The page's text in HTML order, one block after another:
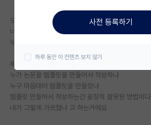
미국 대학원 합격 후기 게시판
대학원생 모집 게시판
연구실(PI) 홍보 게시판
석박사 채용 정보 게시판
임용 정보 게시판
오늘 면담하는데
너랑 후배들이랑 논문 구성이 똑같다.
누가 이렇게 알려주는거냐 길래
제가 템플릿 만들어서 후배들한테 공유했다고 하니까
누가 논문을 템플릿을 만들어서 작성하냐
누구 마음대러 템플릿을 만들었냐
템플릿 만들어서 작성하는건 굉장히 잘못된 방법이다
내가 그렇게 가르쳤냐 고 하는거에요
사전 등록하기
하루 동안 이 컨텐츠 보지 않기